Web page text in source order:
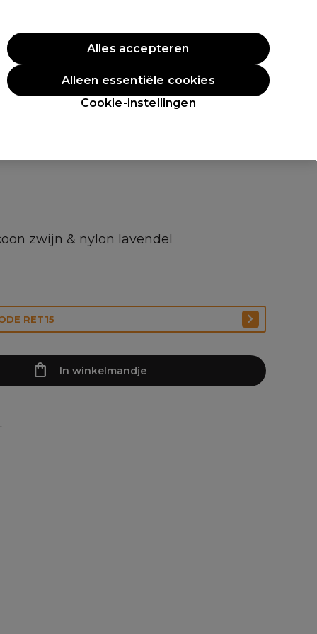
Aanmelden
Professionele Awards
zwijn & nylon lavendel
RET15
In winkelmandje
Cookie-instellingen
Alleen essentiële cookies
Alles accepteren